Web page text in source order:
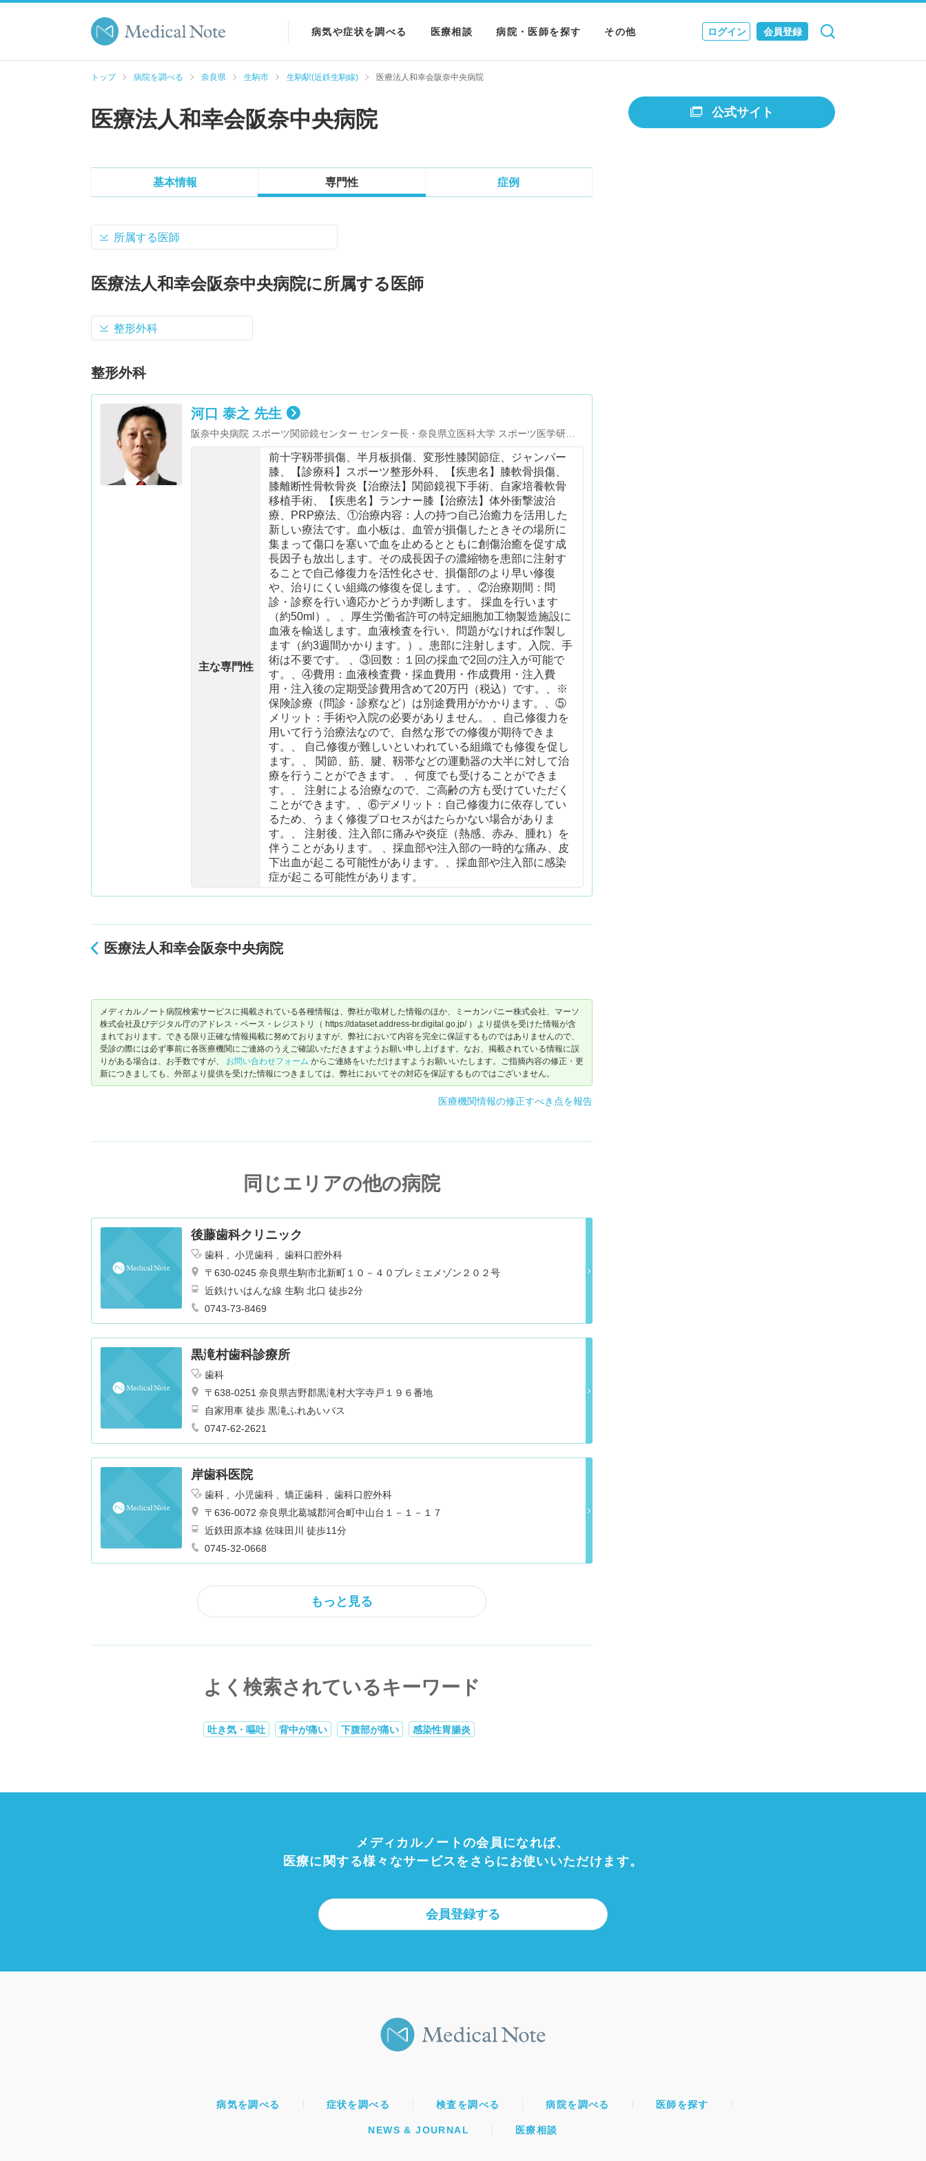
病気や症状を調べる 医療相談 病院・医師を探す その他
NEWS & JOURNAL
ログイン 会員登録
検索 キャンセル
トップ 病院を調べる 奈良県 生駒市 生駒駅(近鉄生駒線) 医療法人和幸会阪奈中央病院
医療法人和幸会阪奈中央病院
基本情報 専門性 症例
所属する医師
医療法人和幸会阪奈中央病院に所属する医師
整形外科
整形外科
河口 泰之 先生
阪奈中央病院 スポーツ関節鏡センター センター長・奈良県立医科大学 スポーツ医学研究
センター センター長・日本スポーツ整形外科学会 代議員・日本膝関節学会 評議員・日本K
nee Osteotomy and Joint Preservation 研究会 幹事・日本臨床スポーツ医学会 ・関西 Kne
e Osteotomy 研究会 世話人・北海道整形災害外科学会 ・中部日本整形外科災害外科学会
・国際関節鏡・膝関節・整形外科スポーツ医学会（ISAKOS） ・ヨーロッパスポーツ外
傷・膝関節外科・関節鏡学会（ESSKA） ・アジア太平洋膝・関節鏡・スポーツ医学会（A
PKASS） ・バンビシャス奈良（B2 LEAGUE） チームドクター・奈良マラソン救護委員 ・
奈良県国体帯同ドクター
主な専門性
前十字靱帯損傷、半月板損傷、変形性膝関節症、ジャンパー
膝、【診療科】スポーツ整形外科、【疾患名】膝軟骨損傷、
膝離断性骨軟骨炎【治療法】関節鏡視下手術、自家培養軟骨
移植手術、【疾患名】ランナー膝【治療法】体外衝撃波治
療、PRP療法、①治療内容：人の持つ自己治癒力を活用した
新しい療法です。血小板は、血管が損傷したときその場所に
集まって傷口を塞いで血を止めるとともに創傷治癒を促す成
長因子も放出します。その成長因子の濃縮物を患部に注射す
ることで自己修復力を活性化させ、損傷部のより早い修復
や、治りにくい組織の修復を促します。、②治療期間：問
診・診察を行い適応かどうか判断します。 採血を行います
（約50ml）。 、厚生労働省許可の特定細胞加工物製造施設に
血液を輸送します。血液検査を行い、問題がなければ作製し
ます（約3週間かかります。）。患部に注射します。入院、手
術は不要です。 、③回数：１回の採血で2回の注入が可能で
す。、④費用：血液検査費・採血費用・作成費用・注入費
用・注入後の定期受診費用含めて20万円（税込）です。、※
保険診療（問診・診察など）は別途費用がかかります。、⑤
メリット：手術や入院の必要がありません。 、自己修復力を
用いて行う治療法なので、自然な形での修復が期待できま
す。、 自己修復が難しいといわれている組織でも修復を促し
ます。、 関節、筋、腱、靱帯などの運動器の大半に対して治
療を行うことができます。 、何度でも受けることができま
す。、 注射による治療なので、ご高齢の方も受けていただく
ことができます。、⑥デメリット：自己修復力に依存してい
るため、うまく修復プロセスがはたらかない場合がありま
す。、 注射後、注入部に痛みや炎症（熱感、赤み、腫れ）を
伴うことがあります。 、採血部や注入部の一時的な痛み、皮
下出血が起こる可能性があります。、採血部や注入部に感染
症が起こる可能性があります。
医療法人和幸会阪奈中央病院
メディカルノート病院検索サービスに掲載されている各種情報は、弊社が取材した情報のほか、ミーカンパニー株式会社、マーソ
株式会社及びデジタル庁のアドレス・ベース・レジストリ（ https://dataset.address-br.digital.go.jp/ ）より提供を受けた情報が含
まれております。できる限り正確な情報掲載に努めておりますが、弊社において内容を完全に保証するものではありませんので、
受診の際には必ず事前に各医療機関にご連絡のうえご確認いただきますようお願い申し上げます。なお、掲載されている情報に誤
りがある場合は、お手数ですが、 お問い合わせフォーム からご連絡をいただけますようお願いいたします。ご指摘内容の修正・更
新につきましても、外部より提供を受けた情報につきましては、弊社においてその対応を保証するものではございません。
医療機関情報の修正すべき点を報告
同じエリアの他の病院
後藤歯科クリニック
歯科 小児歯科
歯科口腔外科
〒630-0245 奈良県生駒市北新町１０－４０プレミエメゾン２０２号
近鉄けいはんな線 生駒 北口 徒歩2分
0743-73-8469
黒滝村歯科診療所
歯科
〒638-0251 奈良県吉野郡黒滝村大字寺戸１９６番地
自家用車 徒歩 黒滝ふれあいバス
0747-62-2621
岸歯科医院
歯科 小児歯科 矯正歯科
歯科口腔外科
〒636-0072 奈良県北葛城郡河合町中山台１－１－１７
近鉄田原本線 佐味田川 徒歩11分
0745-32-0668
もっと見る
よく検索されているキーワード
吐き気・嘔吐 背中が痛い 下腹部が痛い 感染性胃腸炎
公式サイト
メディカルノートの会員になれば、
医療に関する様々なサービスをさらにお使いいただけます。
会員登録する
病気を調べる 症状を調べる 検査を調べる 病院を調べる 医師を探す
NEWS & JOURNAL 医療相談